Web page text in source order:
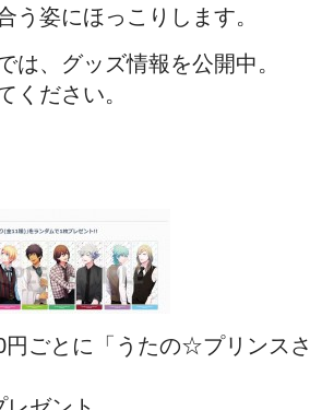
う姿にほっこりします。
は、グッズ情報を公開中。
ください。
円ごとに「うたの☆プリンス